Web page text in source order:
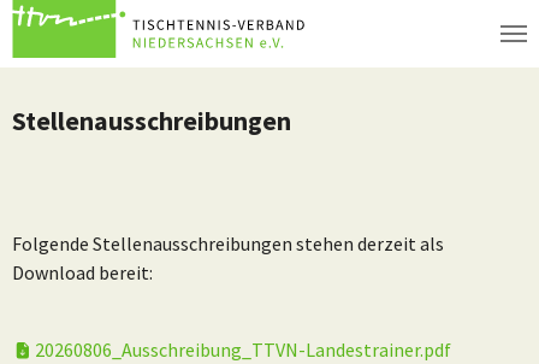
Zum Hauptinhalt springen
Stellenausschreibungen
Folgende Stellenausschreibungen stehen derzeit als
Download bereit:
20260806_Ausschreibung_TTVN-Landestrainer.pdf